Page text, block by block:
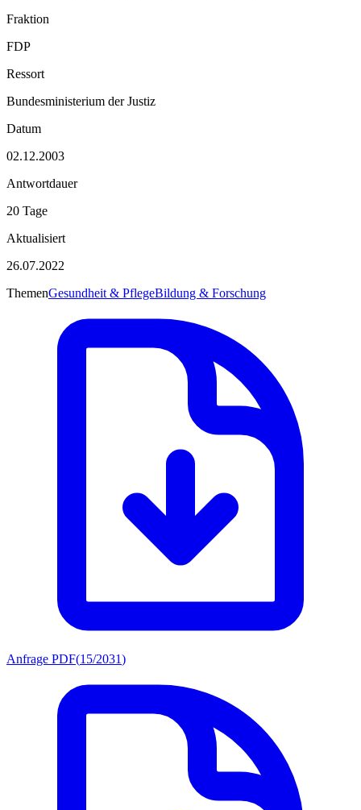
Fraktion
FDP
Ressort
Bundesministerium der Justiz
Datum
02.12.2003
Antwortdauer
20 Tage
Aktualisiert
26.07.2022
ThemenGesundheit & PflegeBildung & Forschung
Anfrage PDF(15/2031)